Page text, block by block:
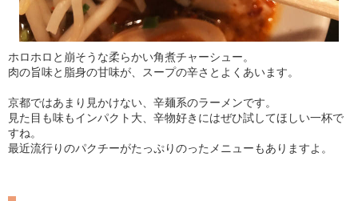
ホロホロと崩そうな柔らかい角煮チャーシュー。
肉の旨味と脂身の甘味が、スープの辛さとよくあいます。
京都ではあまり見かけない、辛麺系のラーメンです。
見た目も味もインパクト大、辛物好きにはぜひ試してほしい一杯で
すね。
最近流行りのパクチーがたっぷりのったメニューもありますよ。